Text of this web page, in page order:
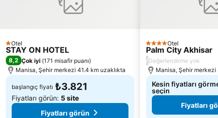
1 Yıldız
Otel
STAY ON HOTEL
8,2 Çok iyi (171 misafir puanı)
Manisa, Şehir merkezi 41.4 km uzaklıkta
başlangıç fiyatı ₺3.821
Fiyatları görün: 5 site
Fiyatları görün
4 YıldızOtel
Palm City Akhisar
/Değerlendirme yok
Manisa, Şehir
Kesin fiyatları
seçin
Fiyatları